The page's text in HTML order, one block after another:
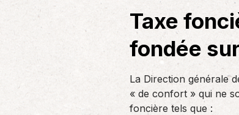
un nouvel associé…
Accompagnement des
En tant qu’employeur, vous êtes soumis
à des obligations et à une légalisation
Taxe
fondée
La Direction générale
« de confort » qui ne
foncière tels que :